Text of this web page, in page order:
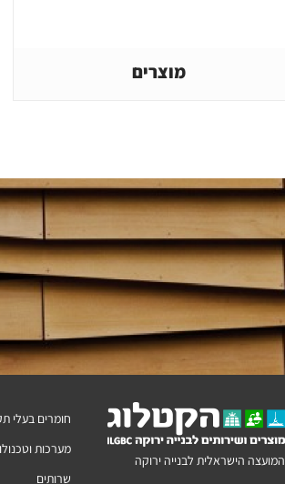
מוצרים
המועצה הישראלית לבנייה ירוקה
חומרים בעלי
מערכות
שרותים